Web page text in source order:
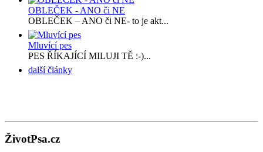
OBLEČEK - ANO či NE
OBLEČEK – ANO či NE- to je akt...
Mluvící pes
PES ŘÍKAJÍCÍ MILUJI TĚ :-)...
další články
ŽivotPsa.cz